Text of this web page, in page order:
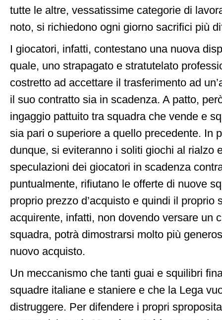
tutte le altre, vessatissime categorie di
noto, si richiedono ogni giorno sacrifici più
I giocatori, infatti, contestano una nuova
quale, uno strapagato e stratutelato
costretto ad accettare il trasferimento ad
il suo contratto sia in scadenza. A patto,
ingaggio pattuito tra squadra che vende e
sia pari o superiore a quello precedente. In
dunque, si eviteranno i soliti giochi al rialzo
speculazioni dei giocatori in scadenza
puntualmente, rifiutano le offerte di nuove
proprio prezzo d’acquisto e quindi il proprio
acquirente, infatti, non dovendo versare un
squadra, potrà dimostrarsi molto più
nuovo acquisto.
Un meccanismo che tanti guai e squilibri
squadre italiane e staniere e che la Lega
distruggere. Per difendere i propri